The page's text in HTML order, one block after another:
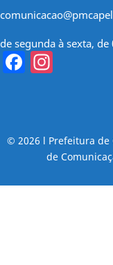
de segunda à sexta, de
Facebook
© 2026 l Prefeitura de
de